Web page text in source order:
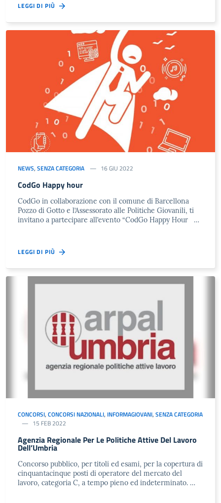
LEGGI DI PIÙ
NEWS, SENZA CATEGORIA 16 GIU 2022
CodGo Happy hour
CodGo in collaborazione con il comune di Barcellona
Pozzo di Gotto e l’Assessorato alle Politiche Giovanili, ti
invitano a partecipare all’evento “CodGo Happy Hour …
LEGGI DI PIÙ
CONCORSI, CONCORSI NAZIONALI, INFORMAGIOVANI, SENZA CATEGORIA
15 FEB 2022
Agenzia Regionale Per Le Politiche Attive Del Lavoro
Dell’Umbria
Concorso pubblico, per titoli ed esami, per la copertura di
cinquantacinque posti di operatore del mercato del
lavoro, categoria C, a tempo pieno ed indeterminato. …